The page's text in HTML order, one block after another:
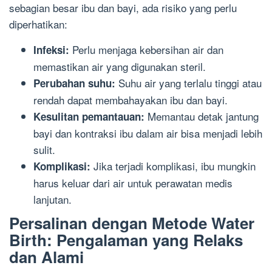
sebagian besar ibu dan bayi, ada risiko yang perlu
diperhatikan:
Infeksi: Perlu menjaga kebersihan air dan
memastikan air yang digunakan steril.
Perubahan suhu: Suhu air yang terlalu tinggi atau
rendah dapat membahayakan ibu dan bayi.
Kesulitan pemantauan: Memantau detak jantung
bayi dan kontraksi ibu dalam air bisa menjadi lebih
sulit.
Komplikasi: Jika terjadi komplikasi, ibu mungkin
harus keluar dari air untuk perawatan medis
lanjutan.
Persalinan dengan Metode Water
Birth: Pengalaman yang Relaks
dan Alami